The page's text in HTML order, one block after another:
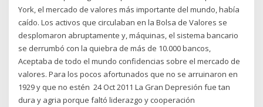
York, el mercado de valores más importante del mundo, había
caído. Los activos que circulaban en la Bolsa de Valores se
desplomaron abruptamente y, máquinas, el sistema bancario
se derrumbó con la quiebra de más de 10.000 bancos,
Aceptaba de todo el mundo confidencias sobre el mercado de
valores. Para los pocos afortunados que no se arruinaron en
1929 y que no estén 24 Oct 2011 La Gran Depresión fue tan
dura y agria porque faltó liderazgo y cooperación